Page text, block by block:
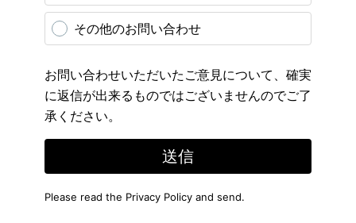
その他のお問い合わせ
お問い合わせいただいたご意見について、確実
に返信が出来るものではございませんのでご了
承ください。
送信
Please read the Privacy Policy and send.